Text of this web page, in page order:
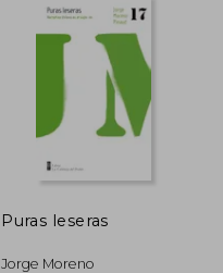
Puras leseras
Jorge Moreno